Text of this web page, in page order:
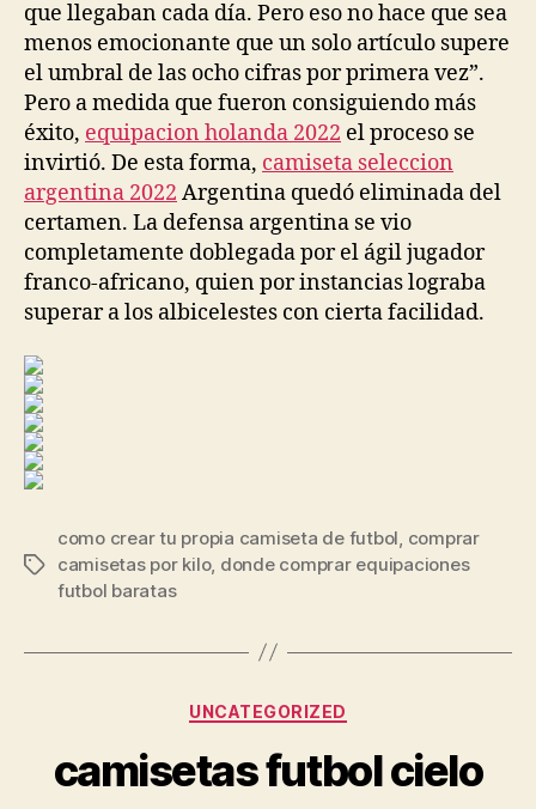
que llegaban cada día. Pero eso no hace que sea
menos emocionante que un solo artículo supere
el umbral de las ocho cifras por primera vez”.
Pero a medida que fueron consiguiendo más
éxito, equipacion holanda 2022 el proceso se
invirtió. De esta forma, camiseta seleccion
argentina 2022 Argentina quedó eliminada del
certamen. La defensa argentina se vio
completamente doblegada por el ágil jugador
franco-africano, quien por instancias lograba
superar a los albicelestes con cierta facilidad.
Etiquetas
como crear tu propia camiseta de futbol comprar
camisetas por kilo, donde comprar equipaciones
futbol baratas
Categorías
UNCATEGORIZED
camisetas futbol cielo